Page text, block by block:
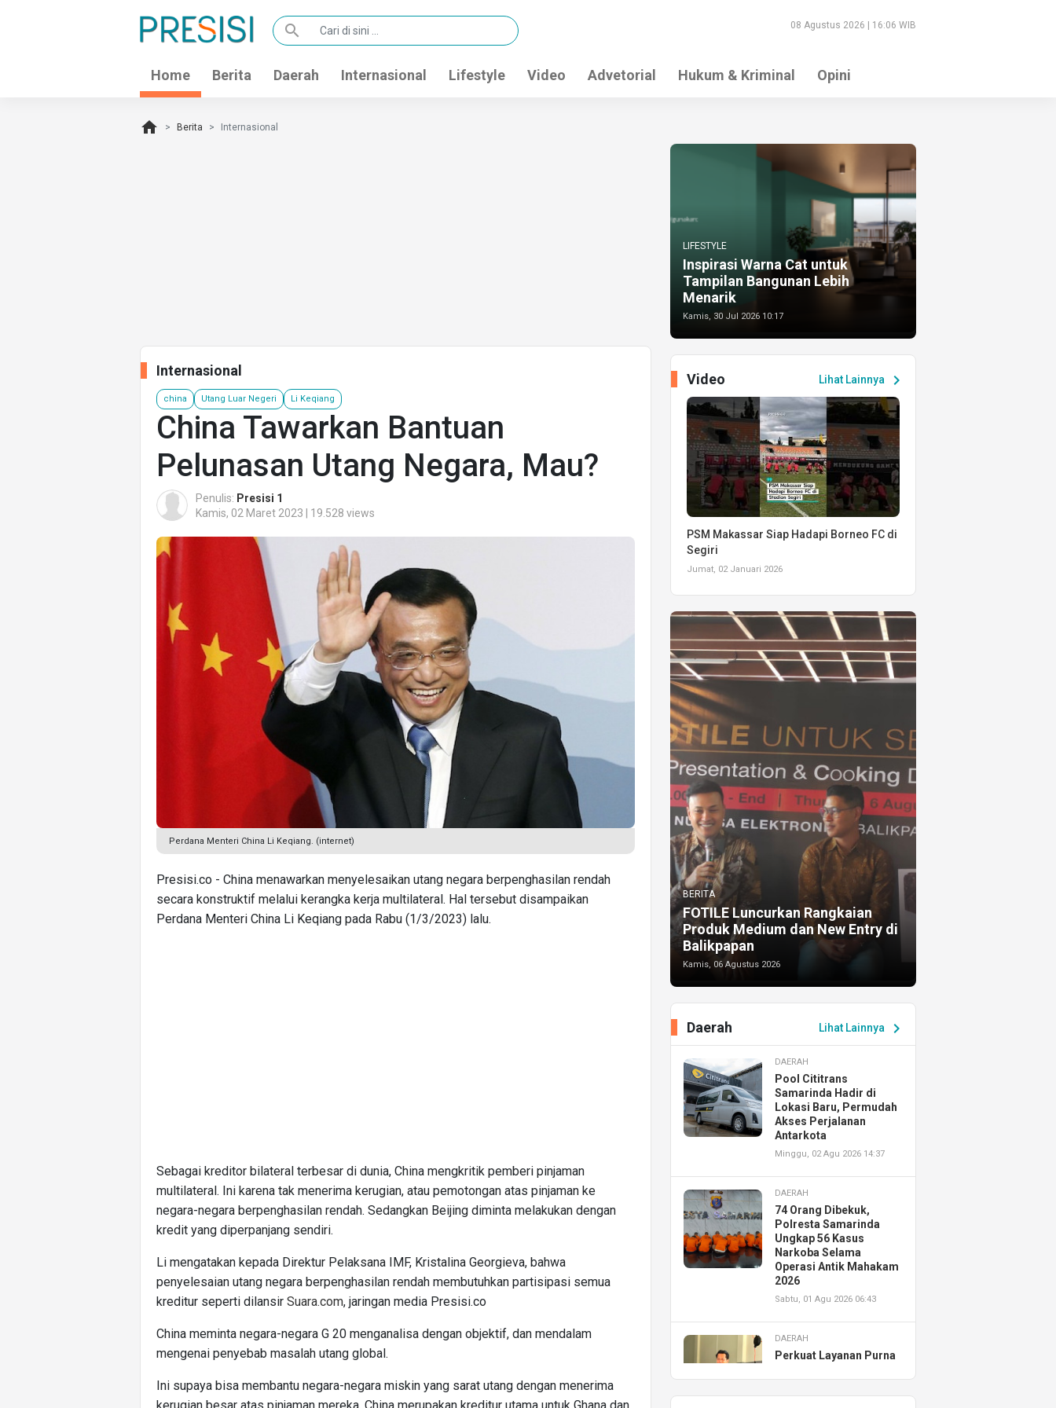
search 08 Agustus 2026 | 16:06 WIB
Home Berita Daerah Internasional Lifestyle Video Advetorial Hukum & Kriminal Opini
home Berita Internasional
Internasional
china Utang Luar Negeri Li Keqiang
China Tawarkan Bantuan
Pelunasan Utang Negara, Mau?
Penulis: Presisi 1
Kamis, 02 Maret 2023 | 19.528 views
Perdana Menteri China Li Keqiang. (internet)
Presisi.co - China menawarkan menyelesaikan utang negara berpenghasilan rendah
secara konstruktif melalui kerangka kerja multilateral. Hal tersebut disampaikan
Perdana Menteri China Li Keqiang pada Rabu (1/3/2023) lalu.
Sebagai kreditor bilateral terbesar di dunia, China mengkritik pemberi pinjaman
multilateral. Ini karena tak menerima kerugian, atau pemotongan atas pinjaman ke
negara-negara berpenghasilan rendah. Sedangkan Beijing diminta melakukan dengan
kredit yang diperpanjang sendiri.
Li mengatakan kepada Direktur Pelaksana IMF, Kristalina Georgieva, bahwa
penyelesaian utang negara berpenghasilan rendah membutuhkan partisipasi semua
kreditur seperti dilansir Suara.com, jaringan media Presisi.co
China meminta negara-negara G 20 menganalisa dengan objektif, dan mendalam
mengenai penyebab masalah utang global.
Ini supaya bisa membantu negara-negara miskin yang sarat utang dengan menerima
LIFESTYLE
Inspirasi Warna Cat untuk
Tampilan Bangunan Lebih
Menarik
Kamis, 30 Jul 2026 10:17
Lihat Lainnya chevron_right
Video
PSM Makassar Siap Hadapi Borneo FC di
Segiri
Jumat, 02 Januari 2026
BERITA
FOTILE Luncurkan Rangkaian
Produk Medium dan New Entry di
Balikpapan
Kamis, 06 Agustus 2026
Lihat Lainnya chevron_right
Daerah
DAERAH
Pool Cititrans
Samarinda Hadir di
Lokasi Baru, Permudah
Akses Perjalanan
Antarkota
Minggu, 02 Agu 2026 14:37
DAERAH
74 Orang Dibekuk,
Polresta Samarinda
Ungkap 56 Kasus
Narkoba Selama
Operasi Antik Mahakam
2026
Sabtu, 01 Agu 2026 06:43
DAERAH
Perkuat Layanan Purna
Resmikan AHASS